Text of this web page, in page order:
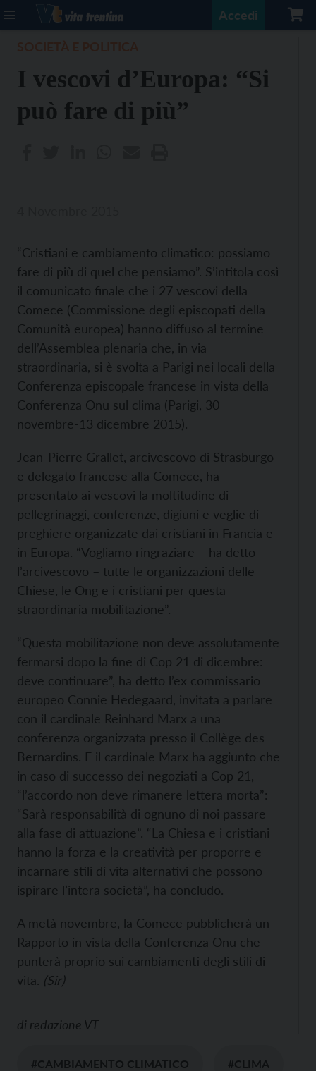
Accedi
I vescovi d’Europa: “Si
può fare di più”
“Cristiani e cambiamento climatico: possiamo
fare di più di quel che pensiamo”. S’intitola così
il comunicato finale che i 27 vescovi della
Comece (Commissione degli episcopati della
Comunità europea) hanno diffuso al termine
dell’Assemblea plenaria che, in via
straordinaria, si è svolta a Parigi nei locali della
Conferenza episcopale francese in vista della
Conferenza Onu sul clima (Parigi, 30
novembre-13 dicembre 2015).
Jean-Pierre Grallet, arcivescovo di Strasburgo
e delegato francese alla Comece, ha
presentato ai vescovi la moltitudine di
pellegrinaggi, conferenze, digiuni e veglie di
preghiere organizzate dai cristiani in Francia e
in Europa. “Vogliamo ringraziare – ha detto
l’arcivescovo – tutte le organizzazioni delle
Chiese, le Ong e i cristiani per questa
straordinaria mobilitazione”.
“Questa mobilitazione non deve assolutamente
fermarsi dopo la fine di Cop 21 di dicembre:
deve continuare”, ha detto l’ex commissario
europeo Connie Hedegaard, invitata a parlare
con il cardinale Reinhard Marx a una
conferenza organizzata presso il Collège des
Bernardins. E il cardinale Marx ha aggiunto che
in caso di successo dei negoziati a Cop 21,
“l’accordo non deve rimanere lettera morta”:
“Sarà responsabilità di ognuno di noi passare
alla fase di attuazione”. “La Chiesa e i cristiani
hanno la forza e la creatività per proporre e
incarnare stili di vita alternativi che possono
ispirare l’intera società”, ha concludo.
A metà novembre, la Comece pubblicherà un
Rapporto in vista della Conferenza Onu che
punterà proprio sui cambiamenti degli stili di
vita. (Sir)
di redazione VT
#CAMBIAMENTO CLIMATICO #CLIMA